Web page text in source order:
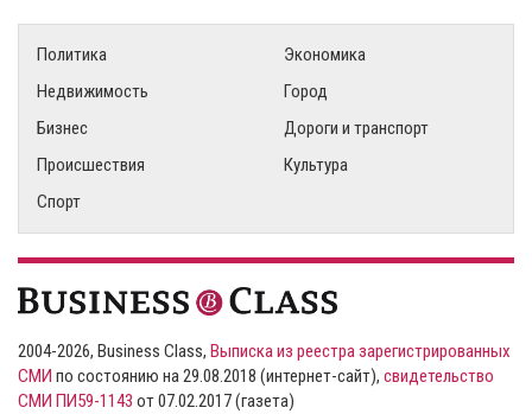
Политика
Экономика
Недвижимость
Город
Бизнес
Дороги и транспорт
Происшествия
Культура
Спорт
2004-2026, Business Class, Выписка из реестра зарегистрированных
СМИ по состоянию на 29.08.2018 (интернет-сайт), свидетельство
СМИ ПИ59-1143 от 07.02.2017 (газета)